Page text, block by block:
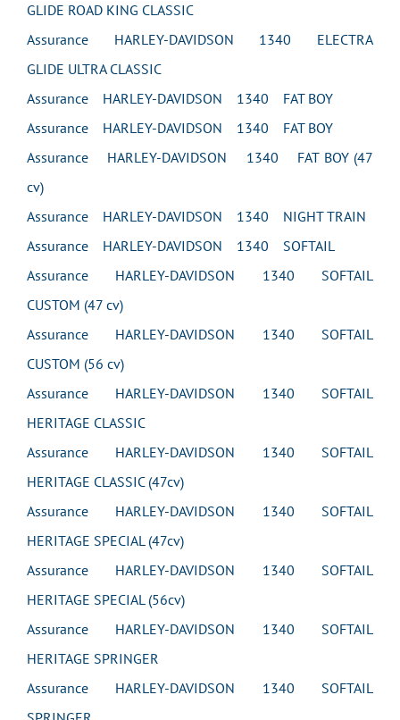
GLIDE ROAD KING CLASSIC
Assurance HARLEY-DAVIDSON 1340 ELECTRA
GLIDE ULTRA CLASSIC
Assurance HARLEY-DAVIDSON 1340 FAT BOY
Assurance HARLEY-DAVIDSON 1340 FAT BOY
Assurance HARLEY-DAVIDSON 1340 FAT BOY (47
cv)
Assurance HARLEY-DAVIDSON 1340 NIGHT TRAIN
Assurance HARLEY-DAVIDSON 1340 SOFTAIL
Assurance HARLEY-DAVIDSON 1340 SOFTAIL
CUSTOM (47 cv)
Assurance HARLEY-DAVIDSON 1340 SOFTAIL
CUSTOM (56 cv)
Assurance HARLEY-DAVIDSON 1340 SOFTAIL
HERITAGE CLASSIC
Assurance HARLEY-DAVIDSON 1340 SOFTAIL
HERITAGE CLASSIC (47cv)
Assurance HARLEY-DAVIDSON 1340 SOFTAIL
HERITAGE SPECIAL (47cv)
Assurance HARLEY-DAVIDSON 1340 SOFTAIL
HERITAGE SPECIAL (56cv)
Assurance HARLEY-DAVIDSON 1340 SOFTAIL
HERITAGE SPRINGER
Assurance HARLEY-DAVIDSON 1340 SOFTAIL